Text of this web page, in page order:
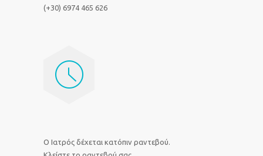
(+30) 6974 465 626
O Ιατρός δέχεται κατόπιν ραντεβού.